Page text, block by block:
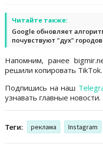
Читайте также:
Google обновляет
почувствуют "дух" городов
Напомним, ранее
решили копировать TikTok.
Подпишись на наш
узнавать главные новости.
Теги: реклама Instagram